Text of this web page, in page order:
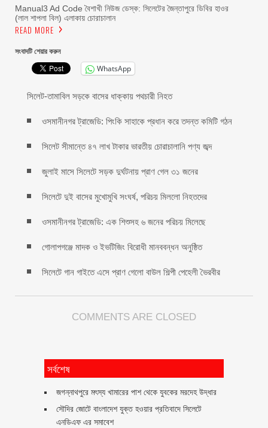
Manual3 Ad Code বৈশাখী নিউজ ডেস্ক: সিলেটের জৈন্তাপুরে ডিবির হাওর
(লাল শাপলা বিল) এলাকায় চোরাচালান
READ MORE
সংবাদটি শেয়ার করুন
WhatsApp
সিলেট-তামাবিল সড়কে বাসের ধাক্কায় পথচারী নিহত
ওসমানীনগর ট্রাজেডি: পিংকি সাহাকে প্রধান করে তদন্ত কমিটি গঠন
সিলেট সীমান্তে ৪৭ লাখ টাকার ভারতীয় চোরাচালানি পণ্য জব্দ
জুলাই মাসে সিলেটে সড়ক দুর্ঘটনায় প্রাণ গেল ৩১ জনের
সিলেটে দুই বাসের মুখোমুখি সংঘর্ষ, পরিচয় মিললো নিহতদের
ওসমানীনগর ট্রাজেডি: এক শিশুসহ ৬ জনের পরিচয় মিলেছে
গোলাপগঞ্জে মাদক ও ইভটিজিং বিরোধী মানববন্ধন অনুষ্ঠিত
সিলেটে গান গাইতে এসে প্রাণ গেলো বাউল শিল্পী পেহেলী ভৈরবীর
COMMENTS ARE CLOSED
সর্বশেষ
জগন্নাথপুরে মৎস্য খামারের পাশ থেকে যুবকের মরদেহ উদ্ধার
সৌদির জোটে বাংলাদেশ যুক্ত হওয়ার প্রতিবাদে সিলেটে
এনডিএফ এর সমাবেশ